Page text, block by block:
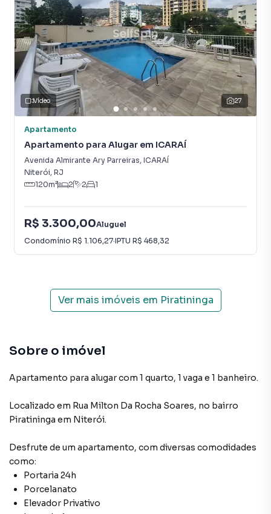
27
Vídeo
Apartamento
Apartamento para Alugar em ICARAÍ
Avenida Almirante Ary Parreiras, ICARAÍ
Niterói, RJ
120m² 2 2 1
R$ 3.300,00Aluguel
Condomínio R$ 1.106,27·IPTU R$ 468,32
Ver mais imóveis em Piratininga
Sobre o imóvel
Apartamento para alugar com 1 quarto, 1 vaga e 1 banheiro.
Localizado em Rua Milton Da Rocha Soares, no bairro
Piratininga em Niterói.
Desfrute de um apartamento, com diversas comodidades
como:
Portaria 24h
Porcelanato
Elevador Privativo